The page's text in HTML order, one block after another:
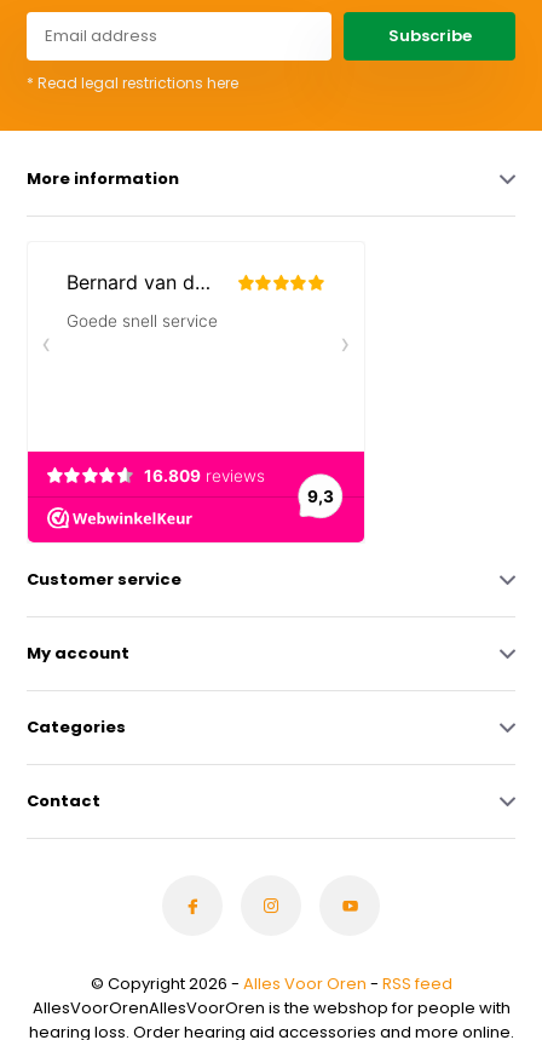
Subscribe
* Read legal restrictions here
More information
Customer service
My account
Categories
Contact
© Copyright 2026 - Alles Voor Oren - RSS feed
AllesVoorOrenAllesVoorOren is the webshop for people with
hearing loss. Order hearing aid accessories and more online.